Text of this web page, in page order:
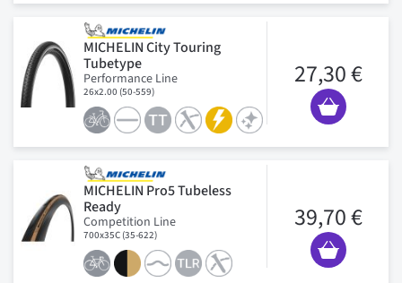
MICHELIN City Touring
Tubetype
Performance Line
26x2.00 (50-559)
27,30 €
MICHELIN Pro5 Tubeless
Ready
Competition Line
700x35C (35-622)
39,70 €